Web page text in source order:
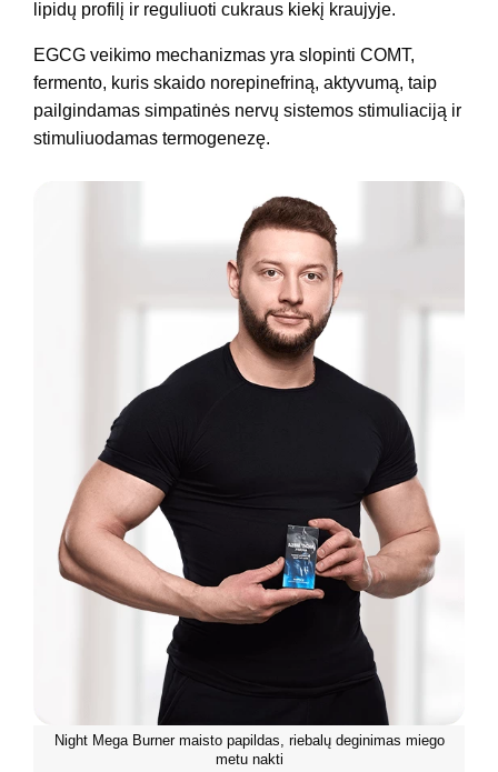
lipidų profilį ir reguliuoti cukraus kiekį kraujyje.
EGCG veikimo mechanizmas yra slopinti COMT,
fermento, kuris skaido norepinefriną, aktyvumą, taip
pailgindamas simpatinės nervų sistemos stimuliaciją ir
stimuliuodamas termogenezę.
Night Mega Burner maisto papildas, riebalų deginimas miego
metu nakti